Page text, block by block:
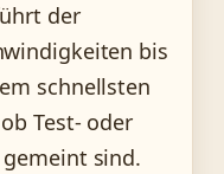
der
bis
schnellsten
Test- oder
sind.